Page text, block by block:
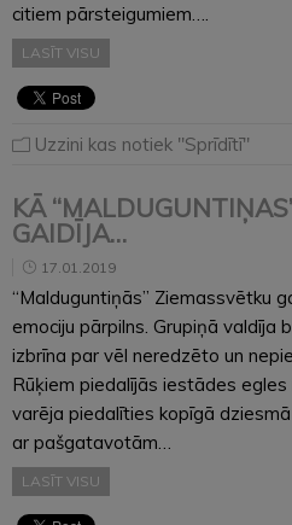
citiem pārsteigumiem….
LASĪT VISU
Uzzini kas notiek "Sprīdītī"
KĀ
GAIDĪJA…
17.01.2019
“Malduguntiņās” Ziemassvētku
emociju pārpilns. Grupiņā valdīja
izbrīna par vēl neredzēto un
Rūķiem piedalījās iestādes
varēja piedalīties kopīgā
ar pašgatavotām…
LASĪT VISU